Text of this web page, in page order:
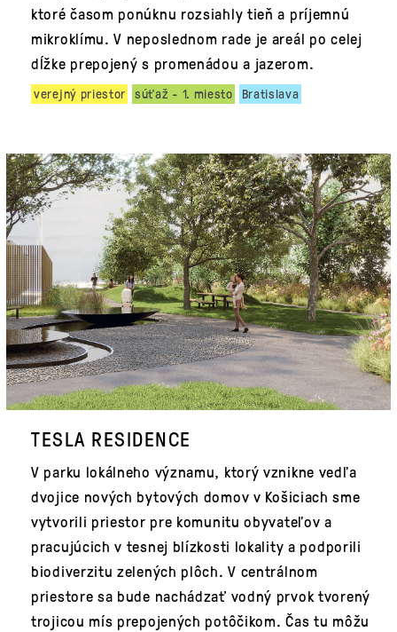
ktoré časom ponúknu rozsiahly tieň a príjemnú
mikroklímu. V neposlednom rade je areál po celej
dĺžke prepojený s promenádou a jazerom.
verejný priestor súťaž - 1. miesto Bratislava
TESLA RESIDENCE
V parku lokálneho významu, ktorý vznikne vedľa
dvojice nových bytových domov v Košiciach sme
vytvorili priestor pre komunitu obyvateľov a
pracujúcich v tesnej blízkosti lokality a podporili
biodiverzitu zelených plôch. V centrálnom
priestore sa bude nachádzať vodný prvok tvorený
trojicou mís prepojených potôčikom. Čas tu môžu